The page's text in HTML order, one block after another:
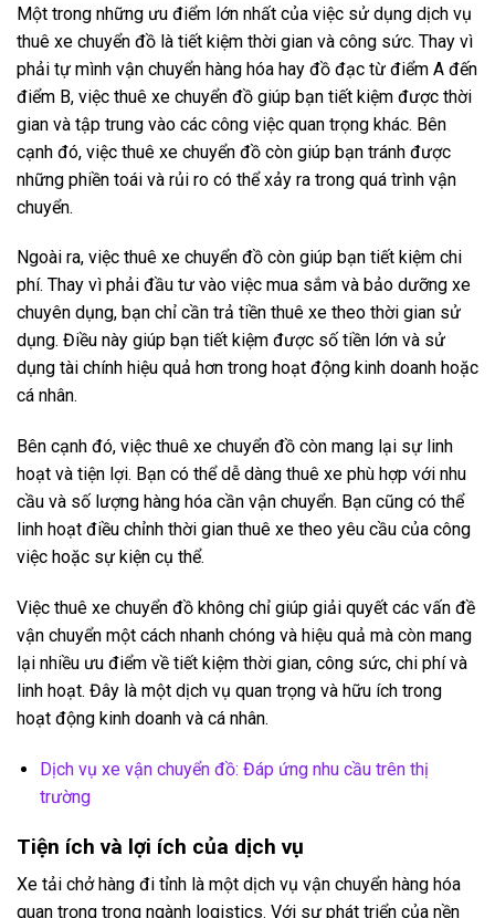
Một trong những ưu điểm lớn nhất của việc sử dụng dịch vụ
thuê xe chuyển đồ là tiết kiệm thời gian và công sức. Thay vì
phải tự mình vận chuyển hàng hóa hay đồ đạc từ điểm A đến
điểm B, việc thuê xe chuyển đồ giúp bạn tiết kiệm được thời
gian và tập trung vào các công việc quan trọng khác. Bên
cạnh đó, việc thuê xe chuyển đồ còn giúp bạn tránh được
những phiền toái và rủi ro có thể xảy ra trong quá trình vận
chuyển.
Ngoài ra, việc thuê xe chuyển đồ còn giúp bạn tiết kiệm chi
phí. Thay vì phải đầu tư vào việc mua sắm và bảo dưỡng xe
chuyên dụng, bạn chỉ cần trả tiền thuê xe theo thời gian sử
dụng. Điều này giúp bạn tiết kiệm được số tiền lớn và sử
dụng tài chính hiệu quả hơn trong hoạt động kinh doanh hoặc
cá nhân.
Bên cạnh đó, việc thuê xe chuyển đồ còn mang lại sự linh
hoạt và tiện lợi. Bạn có thể dễ dàng thuê xe phù hợp với nhu
cầu và số lượng hàng hóa cần vận chuyển. Bạn cũng có thể
linh hoạt điều chỉnh thời gian thuê xe theo yêu cầu của công
việc hoặc sự kiện cụ thể.
Việc thuê xe chuyển đồ không chỉ giúp giải quyết các vấn đề
vận chuyển một cách nhanh chóng và hiệu quả mà còn mang
lại nhiều ưu điểm về tiết kiệm thời gian, công sức, chi phí và
linh hoạt. Đây là một dịch vụ quan trọng và hữu ích trong
hoạt động kinh doanh và cá nhân.
Dịch vụ xe vận chuyển đồ: Đáp ứng nhu cầu trên thị
trường
Tiện ích và lợi ích của dịch vụ
Xe tải chở hàng đi tỉnh là một dịch vụ vận chuyển hàng hóa
quan trọng trong ngành logistics. Với sự phát triển của nền